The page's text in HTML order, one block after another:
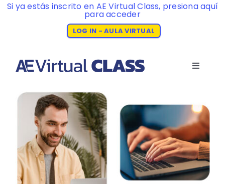
Si ya estás inscrito en AE Virtual Class, presiona aquí
para acceder
LOG IN - AULA VIRTUAL
content
Toggle
Inicio
Historia
Programa